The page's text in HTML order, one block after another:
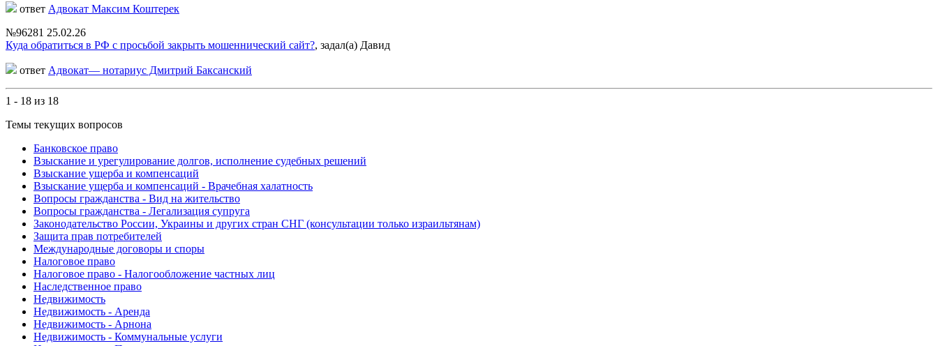
ответ Адвокат Максим Коштерек
№96281 25.02.26
Куда обратиться в РФ с просьбой закрыть мошеннический сайт?, задал(а) Давид
ответ Адвокат— нотариус Дмитрий Баксанский
1 - 18 из 18
Темы текущих вопросов
Банковское право
Взыскание и урегулирование долгов, исполнение судебных решений
Взыскание ущерба и компенсаций
Взыскание ущерба и компенсаций - Врачебная халатность
Вопросы гражданства - Вид на жительство
Вопросы гражданства - Легализация супруга
Законодательство России, Украины и других стран СНГ (консультации только израильтянам)
Защита прав потребителей
Международные договоры и споры
Налоговое право
Налоговое право - Налогообложение частных лиц
Наследственное право
Недвижимость
Недвижимость - Аренда
Недвижимость - Арнона
Недвижимость - Коммунальные услуги